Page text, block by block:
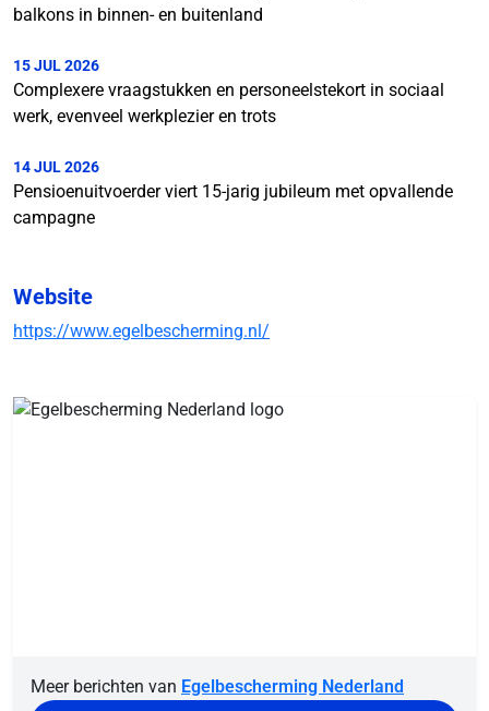
balkons in binnen- en buitenland
15 JUL 2026
Complexere vraagstukken en personeelstekort in sociaal
werk, evenveel werkplezier en trots
14 JUL 2026
Pensioenuitvoerder viert 15-jarig jubileum met opvallende
campagne
Website
https://www.egelbescherming.nl/
Meer berichten van Egelbescherming Nederland